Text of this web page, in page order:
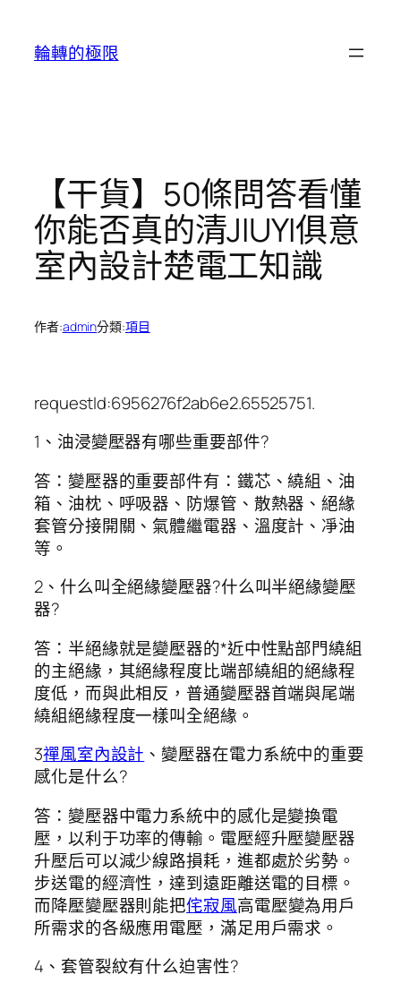
輪轉的極限
【干貨】50條問答看懂
你能否真的清JIUYI俱意
室內設計楚電工知識
作者:admin分類:項目
requestId:6956276f2ab6e2.65525751.
1、油浸變壓器有哪些重要部件?
答：變壓器的重要部件有：鐵芯、繞組、油
箱、油枕、呼吸器、防爆管、散熱器、絕緣
套管分接開關、氣體繼電器、溫度計、凈油
等。
2、什么叫全絕緣變壓器?什么叫半絕緣變壓
器?
答：半絕緣就是變壓器的*近中性點部門繞組
的主絕緣，其絕緣程度比端部繞組的絕緣程
度低，而與此相反，普通變壓器首端與尾端
繞組絕緣程度一樣叫全絕緣。
3禪風室內設計 、變壓器在電力系統中的重要
感化是什么?
答：變壓器中電力系統中的感化是變換電
壓，以利于功率的傳輸。電壓經升壓變壓器
升壓后可以減少線路損耗，進都處於劣勢。
步送電的經濟性，達到遠距離送電的目標。
而降壓變壓器則能把侘寂風高電壓變為用戶
所需求的各級應用電壓，滿足用戶需求。
4、套管裂紋有什么迫害性?